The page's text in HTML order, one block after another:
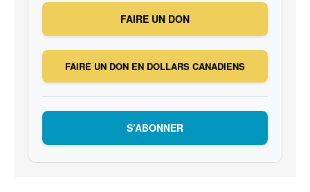
FAIRE UN DON
FAIRE UN DON EN DOLLARS CANADIENS
S’ABONNER